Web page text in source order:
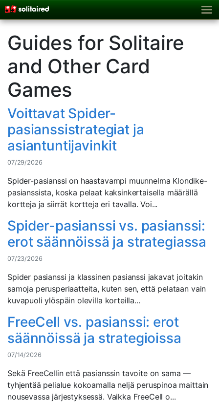
Guides for Solitaire
and Other Card
Games
Voittavat Spider-
pasianssistrategiat ja
asiantuntijavinkit
07/29/2026
Spider-pasianssi on haastavampi muunnelma Klondike-
pasianssista, koska pelaat kaksinkertaisella määrällä
kortteja ja siirrät kortteja eri tavalla. Voi...
Spider-pasianssi vs. pasianssi:
erot säännöissä ja strategiassa
07/23/2026
Spider pasianssi ja klassinen pasianssi jakavat joitakin
samoja perusperiaatteita, kuten sen, että pelataan vain
kuvapuoli ylöspäin olevilla korteilla...
FreeCell vs. pasianssi: erot
säännöissä ja strategioissa
07/14/2026
Sekä FreeCellin että pasianssin tavoite on sama —
tyhjentää pelialue kokoamalla neljä peruspinoa maittain
nousevassa järjestyksessä. Vaikka FreeCell o...